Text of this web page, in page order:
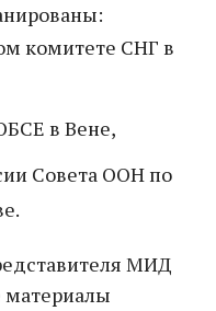
комитете СНГ в
в Вене,
Совета ООН по
МИД